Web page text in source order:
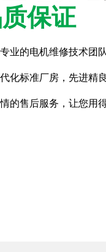
保证
业的电机维修技术团
化标准厂房，先进精
的售后服务，让您用